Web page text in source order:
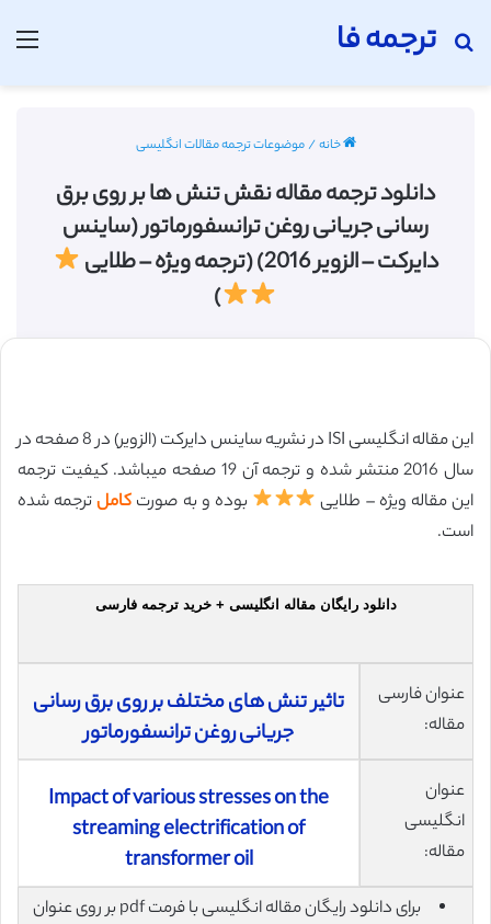
ترجمه فا
جستجو برای
خانه/موضوعات ترجمه مقالات انگلیسی
دانلود ترجمه مقاله نقش تنش ‌ها بر روی برق
رسانی جریانی روغن ترانسفورماتور (ساینس
دایرکت – الزویر 2016) (ترجمه ویژه – طلایی
)
این مقاله انگلیسی ISI در نشریه ساینس دایرکت (الزویر) در 8 صفحه در
سال 2016 منتشر شده و ترجمه آن 19 صفحه میباشد. کیفیت ترجمه
این مقاله ویژه – طلایی
بوده و به صورت کاملترجمه شده
است.
دانلود رایگان مقاله انگلیسی + خرید ترجمه فارسی
عنوان فارسی
مقاله:
تاثیر تنش ‌های مختلف بر روی برق رسانی
جریانی روغن ترانسفورماتور
عنوان
انگلیسی
مقاله:
Impact of various stresses on the
streaming electrification of
transformer oil
برای دانلود رایگان مقاله انگلیسی با فرمت pdf بر روی عنوان